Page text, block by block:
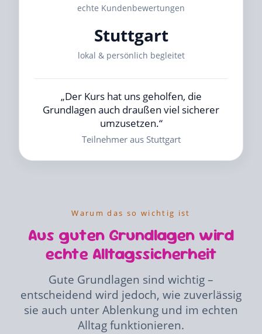
echte Kundenbewertungen
Stuttgart
lokal & persönlich begleitet
„Der Kurs hat uns geholfen, die
Grundlagen auch draußen viel sicherer
umzusetzen.“
Teilnehmer aus Stuttgart
Warum das so wichtig ist
Aus guten Grundlagen wird
echte Alltagssicherheit
Gute Grundlagen sind wichtig –
entscheidend wird jedoch, wie zuverlässig
sie auch unter Ablenkung und im echten
Alltag funktionieren.